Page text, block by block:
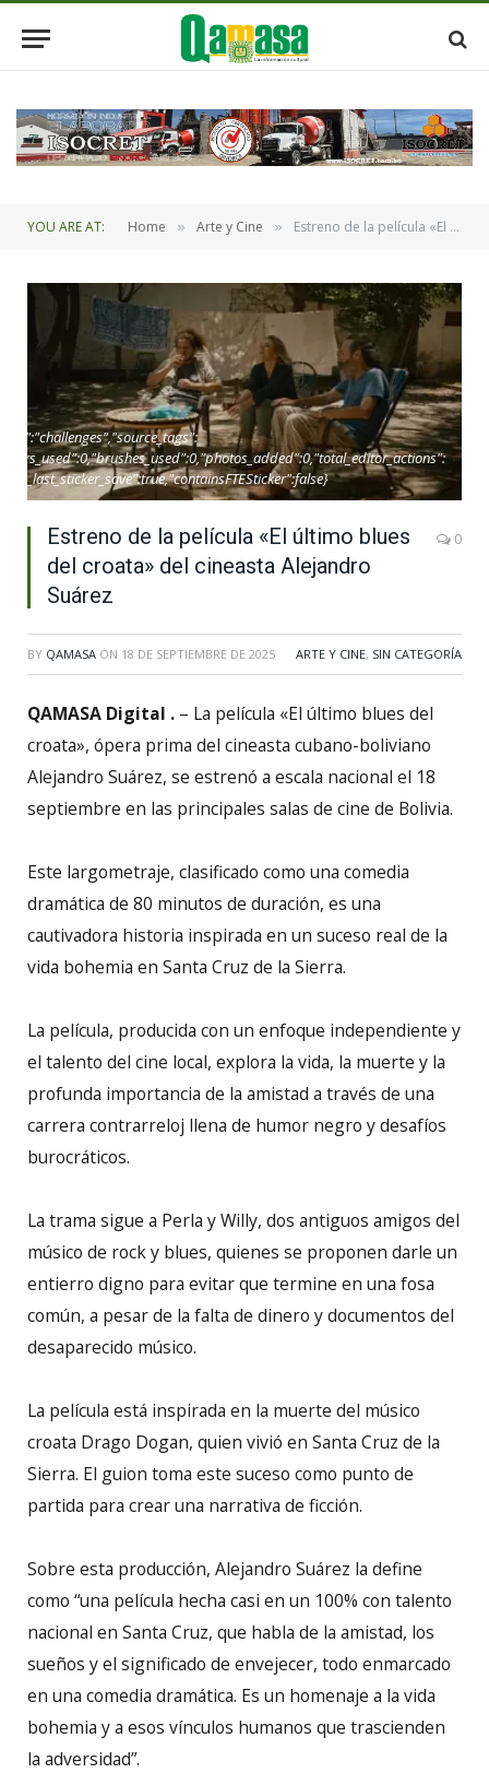
YOU ARE AT: Home » Arte y Cine » Estreno de la película «El último blues del croata» del cineasta Alejandro Suárez
Estreno de la película «El último blues
del croata» del cineasta Alejandro
Suárez
0
BY QAMASA ON 18 DE SEPTIEMBRE DE 2025 ARTE Y CINE, SIN CATEGORÍA
QAMASA Digital . – La película «El último blues del
croata», ópera prima del cineasta cubano-boliviano
Alejandro Suárez, se estrenó a escala nacional el 18
septiembre en las principales salas de cine de Bolivia.
Este largometraje, clasificado como una comedia
dramática de 80 minutos de duración, es una
cautivadora historia inspirada en un suceso real de la
vida bohemia en Santa Cruz de la Sierra.
La película, producida con un enfoque independiente y
el talento del cine local, explora la vida, la muerte y la
profunda importancia de la amistad a través de una
carrera contrarreloj llena de humor negro y desafíos
burocráticos.
La trama sigue a Perla y Willy, dos antiguos amigos del
músico de rock y blues, quienes se proponen darle un
entierro digno para evitar que termine en una fosa
común, a pesar de la falta de dinero y documentos del
desaparecido músico.
La película está inspirada en la muerte del músico
croata Drago Dogan, quien vivió en Santa Cruz de la
Sierra. El guion toma este suceso como punto de
partida para crear una narrativa de ficción.
Sobre esta producción, Alejandro Suárez la define
como “una película hecha casi en un 100% con talento
nacional en Santa Cruz, que habla de la amistad, los
sueños y el significado de envejecer, todo enmarcado
en una comedia dramática. Es un homenaje a la vida
bohemia y a esos vínculos humanos que trascienden
la adversidad”.